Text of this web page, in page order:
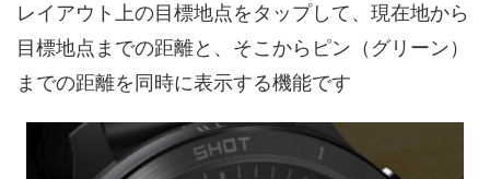
レイアウト上の目標地点をタップして、現在地から
目標地点までの距離と、そこからピン（グリーン）
までの距離を同時に表示する機能です